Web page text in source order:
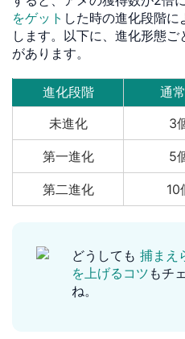
をゲット した時の進化段階
します。以下に、進化形態
があります。
進化段階 通
未進化
3
第一進化 5
第二進化 10
どうしても 捕まえ
を上げるコツ もチ
ね。